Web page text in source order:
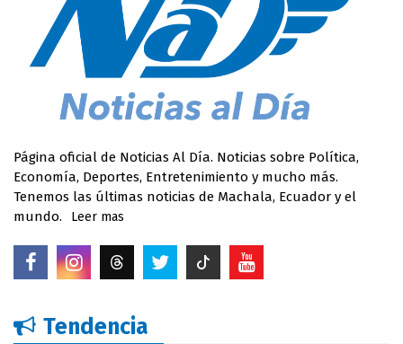
Página oficial de Noticias Al Día. Noticias sobre Política,
Economía, Deportes, Entretenimiento y mucho más.
Tenemos las últimas noticias de Machala, Ecuador y el
mundo.
Leer mas
Tendencia